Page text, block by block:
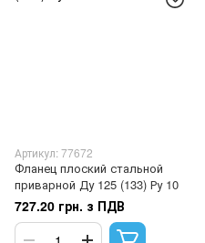
Артикул: 77672
Фланец плоский стальной
приварной Ду 125 (133) Ру 10
727.20 грн. з ПДВ